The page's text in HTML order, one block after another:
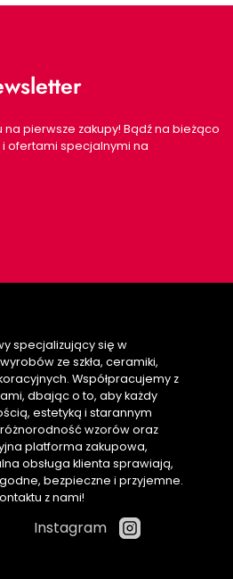
na pierwsze zakupy! Bądź na bieżąco
ofertami specjalnymi na
specjalizujący się w
ze szkła, ceramiki,
Współpracujemy z
dbając o to, aby każdy
estetyką i starannym
wzorów oraz
platforma zakupowa,
obsługa klienta sprawiają,
bezpieczne i przyjemne.
z nami!
Instagram